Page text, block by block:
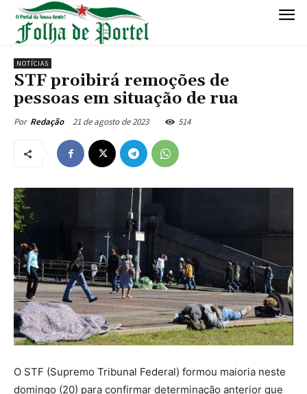
NOTÍCIAS
STF proibirá remoções de
pessoas em situação de rua
Por Redação 21 de agosto de 2023 514
O STF (Supremo Tribunal Federal) formou maioria neste
domingo (20) para confirmar determinação anterior que